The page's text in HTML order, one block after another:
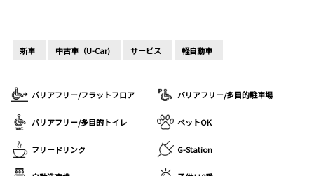
新車 中古車（U-Car) サービス 軽自動車
バリアフリー/フラットフロア バリアフリー/多目的駐車場
バリアフリー/多目的トイレ ペットOK
フリードリンク G-Station